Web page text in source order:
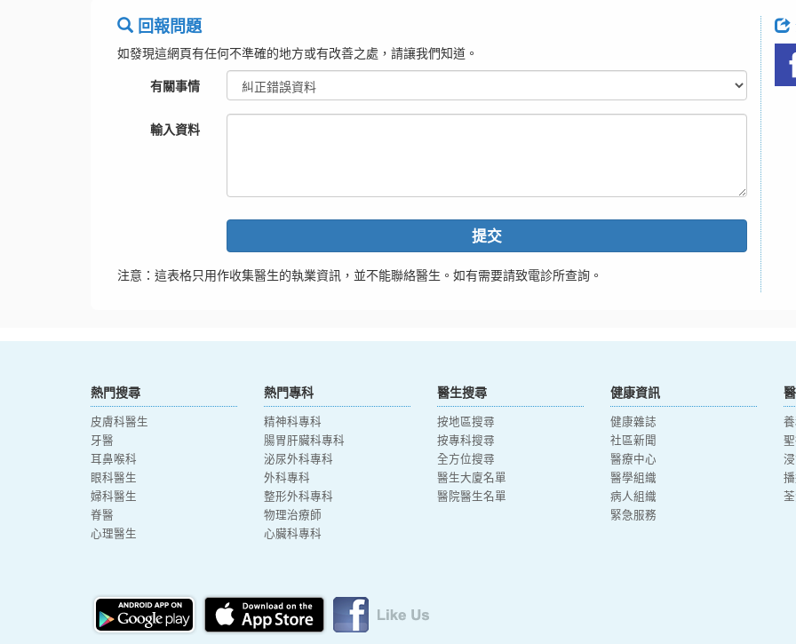
回報問題
如發現這網頁有任何不準確的地方或有改善之處，請讓我們知道。
有關事情
輸入資料
提交
注意：這表格只用作收集醫生的執業資訊，並不能聯絡醫生。如有需要請致電診所查詢。
熱門搜尋
皮膚科醫生
牙醫
耳鼻喉科
眼科醫生
婦科醫生
脊醫
心理醫生
熱門專科
精神科專科
腸胃肝臟科專科
泌尿外科專科
外科專科
整形外科專科
物理治療師
心臟科專科
醫生搜尋
按地區搜尋
按專科搜尋
全方位搜尋
醫生大廈名單
醫院醫生名單
健康資訊
健康雜誌
社區新聞
醫療中心
醫學組織
病人組織
緊急服務